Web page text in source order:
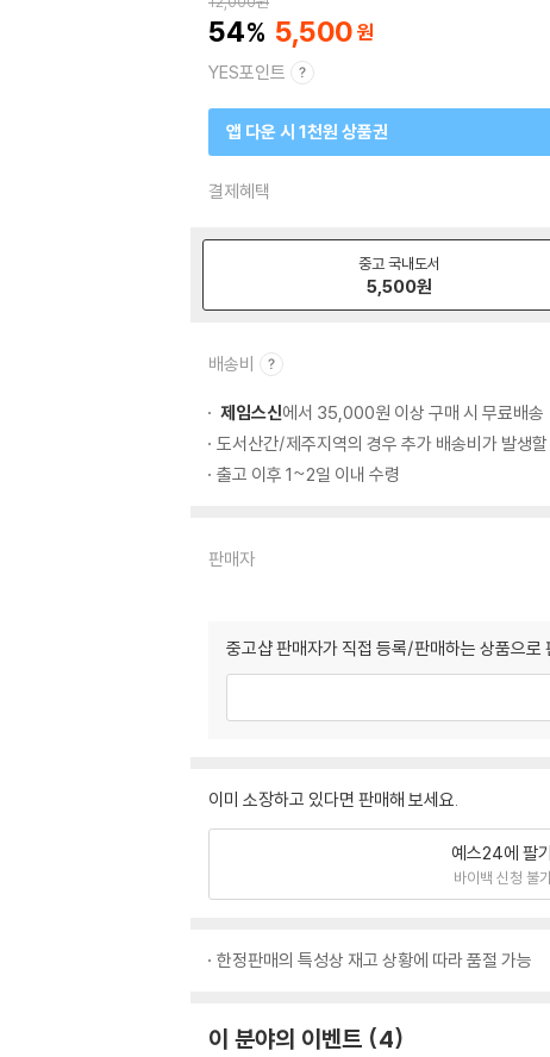
54 5,500
YES포인트
앱 다운 시 1천원 상품권
결제혜택
중고 국내도서
5,500원
배송비
제임스신에서 35,000원 이상 구매 시 무료배송
도서산간/제주지역의 경우 추가 배송비가 발생
출고 이후 1~2일 이내 수령
판매자
중고샵 판매자가 직접 등록/판매하는 상품으로
이미 소장하고 있다면 판매해 보세요.
예스24에 팔기
바이백 신청 불
한정판매의 특성상 재고 상황에 따라 품절 가능
이 분야의 이벤트 4